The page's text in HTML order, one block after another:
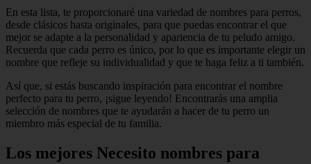
En esta lista, te proporcionaré una variedad de nombres para perros,
desde clásicos hasta originales, para que puedas encontrar el que
mejor se adapte a la personalidad y apariencia de tu peludo amigo.
Recuerda que cada perro es único, por lo que es importante elegir un
nombre que refleje su individualidad y que te haga feliz a ti también.
Así que, si estás buscando inspiración para encontrar el nombre
perfecto para tu perro, ¡sigue leyendo! Encontrarás una amplia
selección de nombres que te ayudarán a hacer de tu perro un
miembro más especial de tu familia.
Los mejores Necesito nombres para